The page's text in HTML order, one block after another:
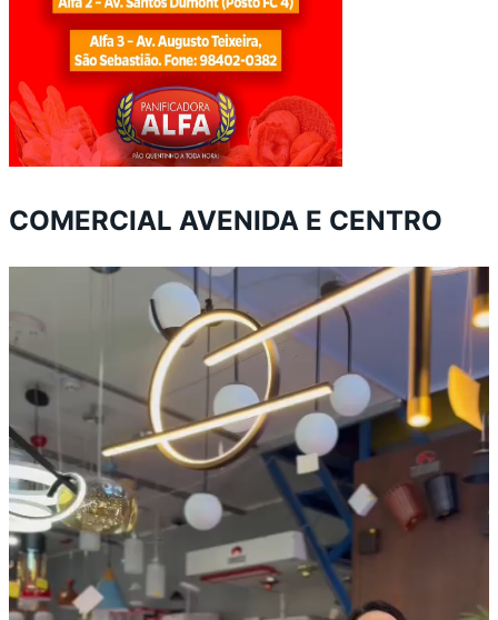
COMERCIAL AVENIDA E CENTRO